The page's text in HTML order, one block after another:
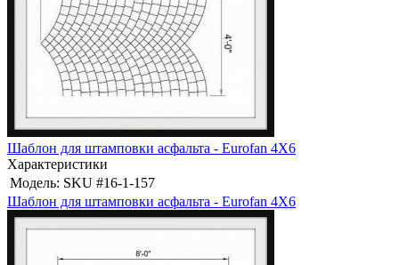
Шаблон для штамповки асфальта - Eurofan 4X6
Характеристики
Модель: SKU #16-1-157
Шаблон для штамповки асфальта - Eurofan 4X6